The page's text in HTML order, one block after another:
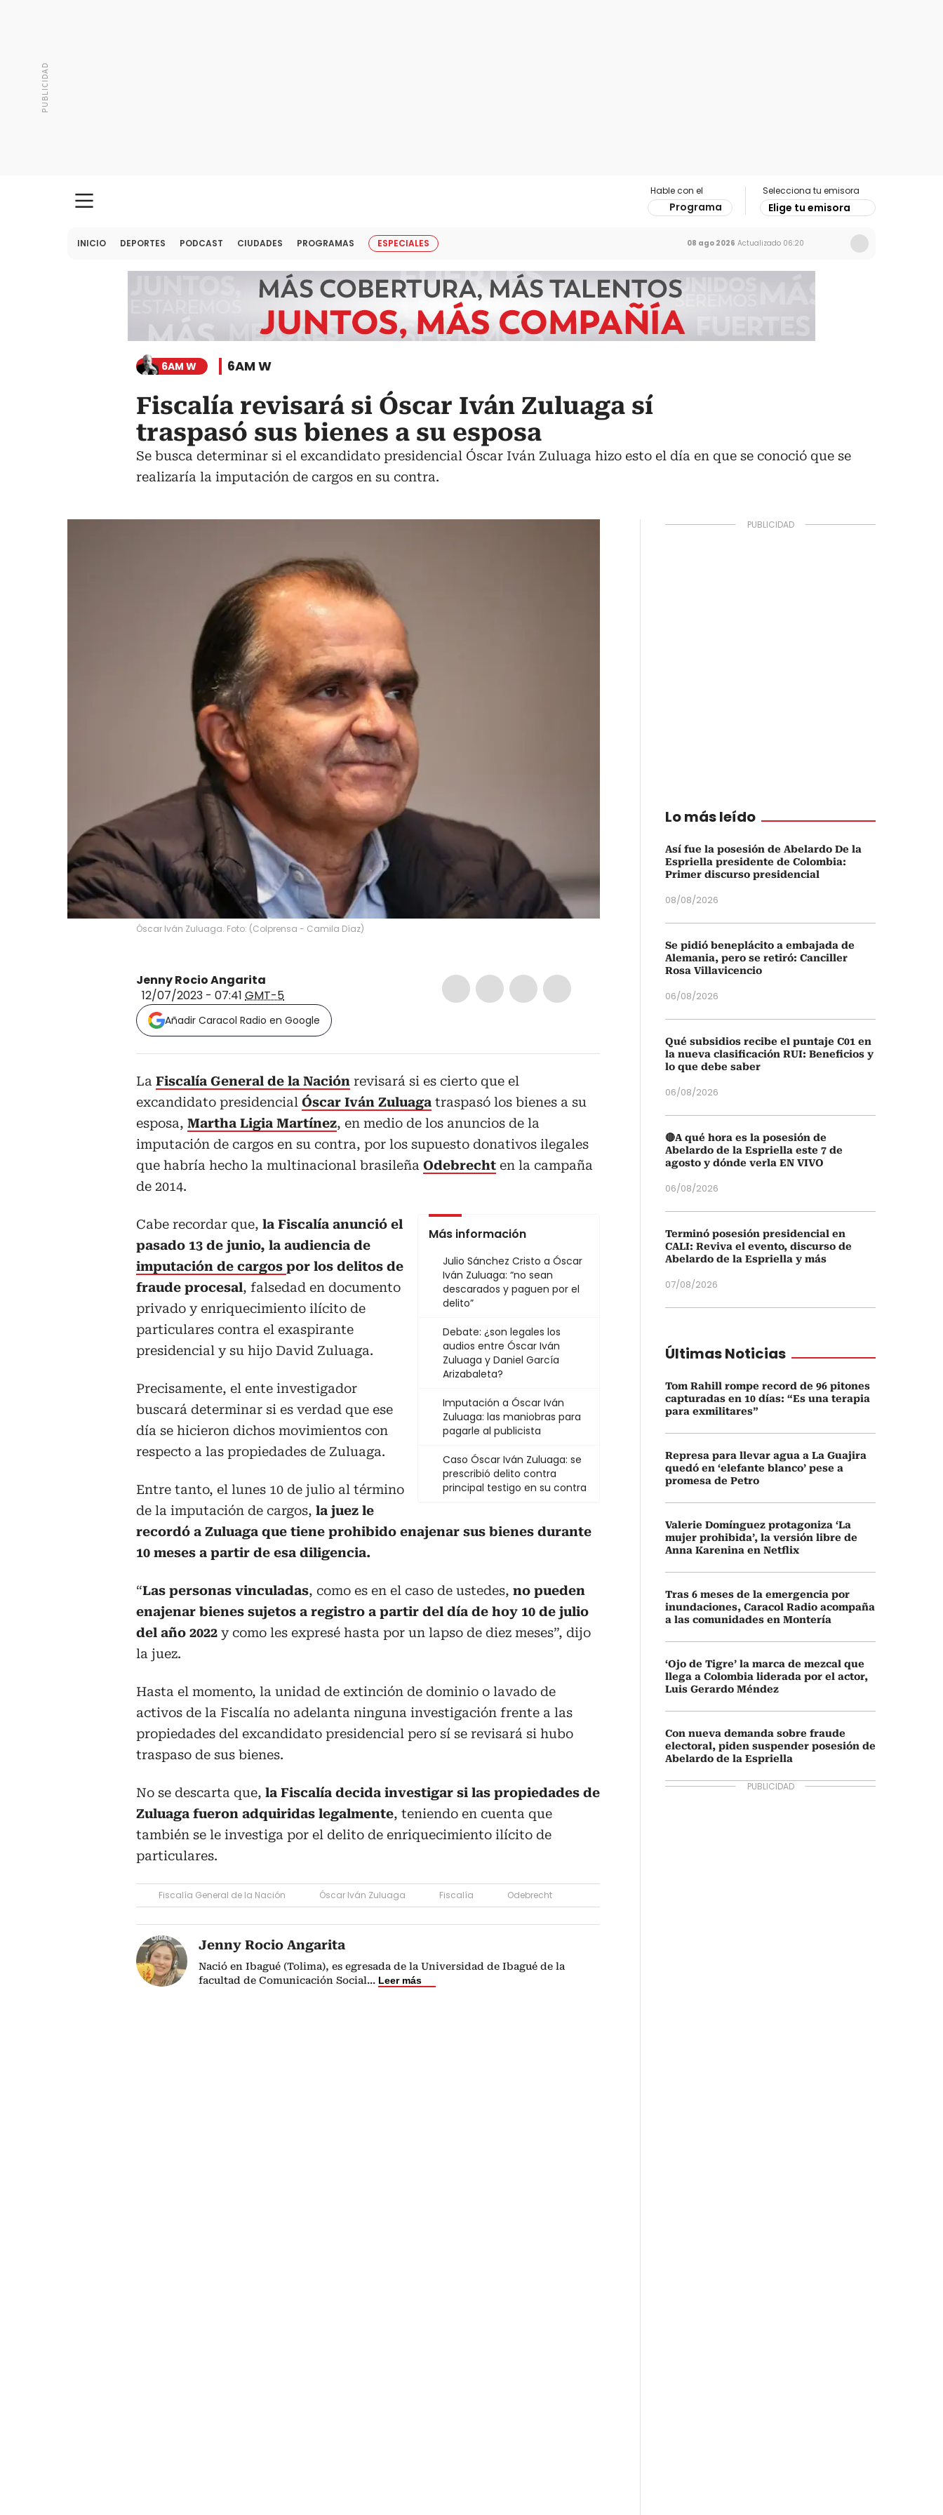
Hable con el
Programa
Selecciona tu emisora
Elige tu emisora
INICIO DEPORTES PODCAST CIUDADES PROGRAMAS ESPECIALES 08 ago 2026 Actualizado 06:20
6AM W 6AM W
Fiscalía revisará si Óscar Iván Zuluaga sí
traspasó sus bienes a su esposa
Se busca determinar si el excandidato presidencial Óscar Iván Zuluaga hizo esto el día en que se conoció que se
realizaría la imputación de cargos en su contra.
Óscar Iván Zuluaga. Foto: (Colprensa - Camila Díaz)
Jenny Rocio Angarita
12/07/2023 - 07:41 GMT-5
Añadir Caracol Radio en Google
La Fiscalía General de la Nación revisará si es cierto que el
excandidato presidencial Óscar Iván Zuluaga traspasó los bienes a su
esposa, Martha Ligia Martínez, en medio de los anuncios de la
imputación de cargos en su contra, por los supuesto donativos ilegales
que habría hecho la multinacional brasileña Odebrecht en la campaña
de 2014.
Más información
Julio Sánchez Cristo a Óscar
Iván Zuluaga: “no sean
descarados y paguen por el
delito”
Debate: ¿son legales los
audios entre Óscar Iván
Zuluaga y Daniel García
Arizabaleta?
Imputación a Óscar Iván
Zuluaga: las maniobras para
pagarle al publicista
Caso Óscar Iván Zuluaga: se
prescribió delito contra
principal testigo en su contra
Cabe recordar que, la Fiscalía anunció el
pasado 13 de junio, la audiencia de
imputación de cargos por los delitos de
fraude procesal, falsedad en documento
privado y enriquecimiento ilícito de
particulares contra el exaspirante
presidencial y su hijo David Zuluaga.
Precisamente, el ente investigador
buscará determinar si es verdad que ese
día se hicieron dichos movimientos con
respecto a las propiedades de Zuluaga.
Entre tanto, el lunes 10 de julio al término
de la imputación de cargos, la juez le
recordó a Zuluaga que tiene prohibido enajenar sus bienes durante
10 meses a partir de esa diligencia.
“Las personas vinculadas, como es en el caso de ustedes, no pueden
enajenar bienes sujetos a registro a partir del día de hoy 10 de julio
del año 2022 y como les expresé hasta por un lapso de diez meses”, dijo
la juez.
Hasta el momento, la unidad de extinción de dominio o lavado de
activos de la Fiscalía no adelanta ninguna investigación frente a las
propiedades del excandidato presidencial pero sí se revisará si hubo
traspaso de sus bienes.
No se descarta que, la Fiscalía decida investigar si las propiedades de
Zuluaga fueron adquiridas legalmente, teniendo en cuenta que
también se le investiga por el delito de enriquecimiento ilícito de
particulares.
Fiscalía General de la Nación Óscar Iván Zuluaga Fiscalía Odebrecht
Jenny Rocio Angarita
Nació en Ibagué (Tolima), es egresada de la Universidad de Ibagué de la
facultad de Comunicación Social... Leer más
Lo más leído
Así fue la posesión de Abelardo De la
Espriella presidente de Colombia:
Primer discurso presidencial
08/08/2026
Se pidió beneplácito a embajada de
Alemania, pero se retiró: Canciller
Rosa Villavicencio
06/08/2026
Qué subsidios recibe el puntaje C01 en
la nueva clasificación RUI: Beneficios y
lo que debe saber
06/08/2026
🔴A qué hora es la posesión de
Abelardo de la Espriella este 7 de
agosto y dónde verla EN VIVO
06/08/2026
Terminó posesión presidencial en
CALI: Reviva el evento, discurso de
Abelardo de la Espriella y más
07/08/2026
Últimas Noticias
Tom Rahill rompe record de 96 pitones
capturadas en 10 días: “Es una terapia
para exmilitares”
Represa para llevar agua a La Guajira
quedó en ‘elefante blanco’ pese a
promesa de Petro
Valerie Domínguez protagoniza ‘La
mujer prohibida’, la versión libre de
Anna Karenina en Netflix
Tras 6 meses de la emergencia por
inundaciones, Caracol Radio acompaña
a las comunidades en Montería
‘Ojo de Tigre’ la marca de mezcal que
llega a Colombia liderada por el actor,
Luis Gerardo Méndez
Con nueva demanda sobre fraude
electoral, piden suspender posesión de
Abelardo de la Espriella